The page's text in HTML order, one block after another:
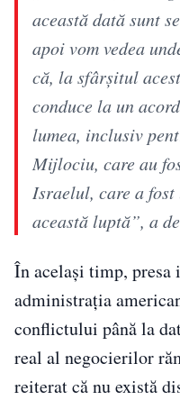
această dată sunt
apoi vom vedea
că, la sfârşitul
conduce la un
lumea, inclusiv
Mijlociu, care au
Israelul, care a
această luptă”, a
În același timp, presa
administrația
conflictului până la
real al negocierilor
reiterat că nu există